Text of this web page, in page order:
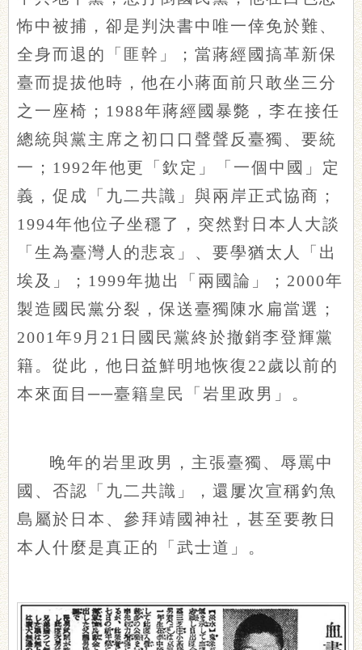
怖中被捕，卻是判決書中唯一倖免於難、
全身而退的「匪幹」；當蔣經國搞革新保
臺而提拔他時，他在小蔣面前只敢坐三分
之一座椅；1988年蔣經國暴斃，李在接任
總統與黨主席之初口口聲聲反臺獨、要統
一；1992年他更「欽定」「一個中國」定
義，促成「九二共識」與兩岸正式協商；
1994年他位子坐穩了，突然對日本人大談
「生為臺灣人的悲哀」、要學猶太人「出
埃及」；1999年拋出「兩國論」；2000年
製造國民黨分裂，保送臺獨陳水扁當選；
2001年9月21日國民黨終於撤銷李登輝黨
籍。從此，他日益鮮明地恢復22歲以前的
本來面目──臺籍皇民「岩里政男」。
晚年的岩里政男，主張臺獨、辱罵中
國、否認「九二共識」，還屢次宣稱釣魚
島屬於日本、參拜靖國神社，甚至要教日
本人什麼是真正的「武士道」。